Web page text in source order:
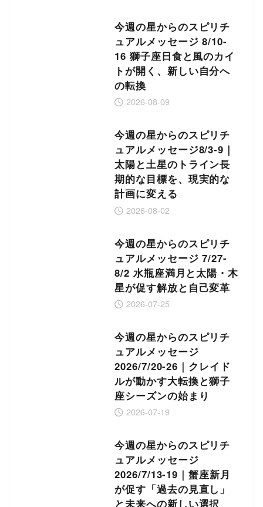
今週の星からのスピリチ
ュアルメッセージ 8/10-
16 獅子座日食と風のカイ
トが開く、新しい自分へ
の転換
2026-08-09
今週の星からのスピリチ
ュアルメッセージ8/3-9｜
太陽と土星のトライン長
期的な目標を、現実的な
計画に変える
2026-08-02
今週の星からのスピリチ
ュアルメッセージ 7/27-
8/2 水瓶座満月と太陽・木
星が促す解放と自己変革
2026-07-25
今週の星からのスピリチ
ュアルメッセージ
2026/7/20-26｜クレイド
ルが動かす大転換と獅子
座シーズンの始まり
2026-07-19
今週の星からのスピリチ
ュアルメッセージ
2026/7/13-19｜蟹座新月
が促す「過去の見直し」
と未来への新しい選択